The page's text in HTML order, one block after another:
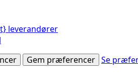
leverandører
Gem præferencer Se